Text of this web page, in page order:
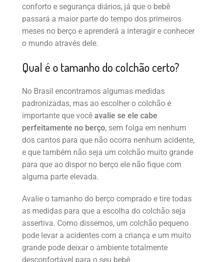
conforto e segurança diários, já que o bebê
passará a maior parte do tempo dos primeiros
meses no berço e aprenderá a interagir e conhecer
o mundo através dele.
Qual é o tamanho do colchão certo?
No Brasil encontramos algumas medidas
padronizadas, mas ao escolher o colchão é
importante que você avalie se ele cabe
perfeitamente no berço, sem folga em nenhum
dos cantos para que não ocorra nenhum acidente,
e que também não seja um colchão muito grande
para que ao dispor no berço ele não fique com
alguma parte elevada.
Avalie o tamanho do berço comprado e tire todas
as medidas para que a escolha do colchão seja
assertiva. Como dissemos, um colchão pequeno
pode levar a acidentes com a criança e um muito
grande pode deixar o ambiente totalmente
desconfortável para o seu bebê.